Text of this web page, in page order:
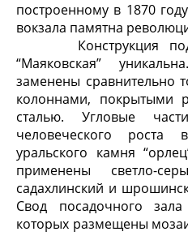
построенному в 1870
вокзала памятна
Конструкция
“Маяковская”
заменены сравнительно
колоннами, покрытыми
сталью. Угловые
человеческого роста
уральского камня
применены светло-
садахлинский и
Свод посадочного
которых размещены